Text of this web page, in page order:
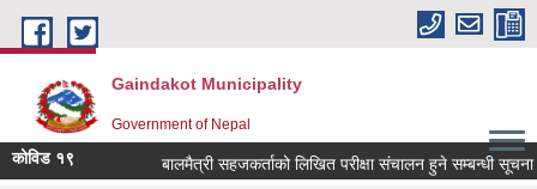
Skip to main content
Gaindakot Municipality
Government of Nepal
कोविड १९ बालमैत्री सहजकर्ताको लिखित परीक्षा संचालन हुने सम्बन्धी सूचना !